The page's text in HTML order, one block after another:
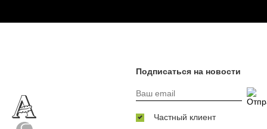
Подписаться на новости
Частный клиент